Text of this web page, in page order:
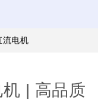
流电机
| 高品质